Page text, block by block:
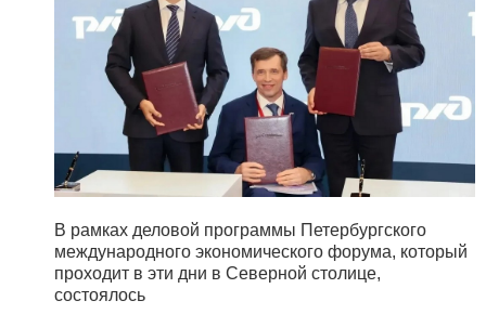
В рамках деловой программы Петербургского
международного экономического форума, который
проходит в эти дни в Северной столице,
состоялось